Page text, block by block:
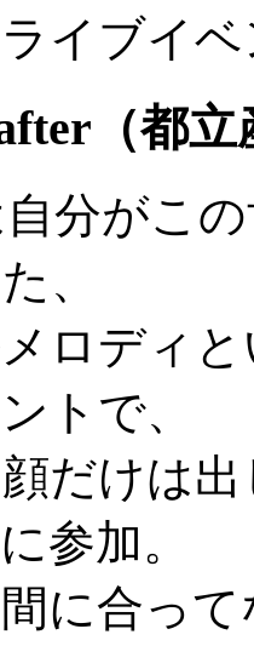
ライブイ
（都
自分がこ
、
ロディ
トで、
だけは
参加。
に合って